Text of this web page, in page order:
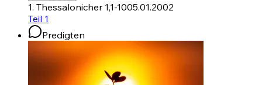
1. Thessalonicher 1,1-1005.01.2002
Teil 1
Predigten